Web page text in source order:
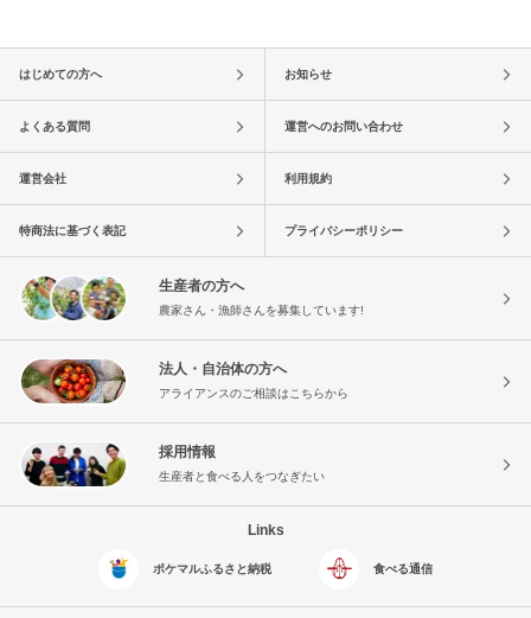
はじめての方へ お知らせ
よくある質問 運営へのお問い合わせ
運営会社 利用規約
特商法に基づく表記 プライバシーポリシー
生産者の方へ
農家さん・漁師さんを募集しています!
法人・自治体の方へ
アライアンスのご相談はこちらから
採用情報
生産者と食べる人をつなぎたい
Links
ポケマルふるさと納税 食べる通信